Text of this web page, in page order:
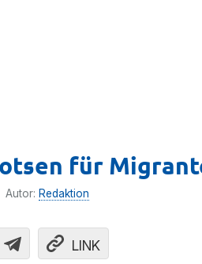
für
Autor: Redaktion
LINK